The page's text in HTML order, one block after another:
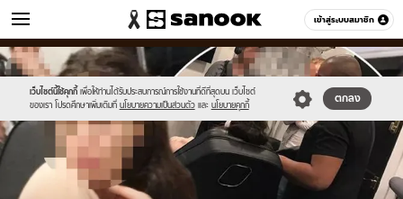
เข้าสู่ระบบสมาชิก
ข่าว หมวดอื่นๆ
เว็บไซต์นี้ใช้คุกกี้ เพื่อให้ท่านได้รับประสบการณ์การใช้งานที่ดีที่สุดบน เว็บไซต์
ของเรา โปรดศึกษาเพิ่มเติมที่ นโยบายความเป็นส่วนตัว และ นโยบายคุกกี้
ตกลง
Sanook
//s.isanook.com/sr/0/images/logo-
new-
sanook.png
600
60
//s.isanook.com/ns/0/ud/1850/9250638/tt.jpg